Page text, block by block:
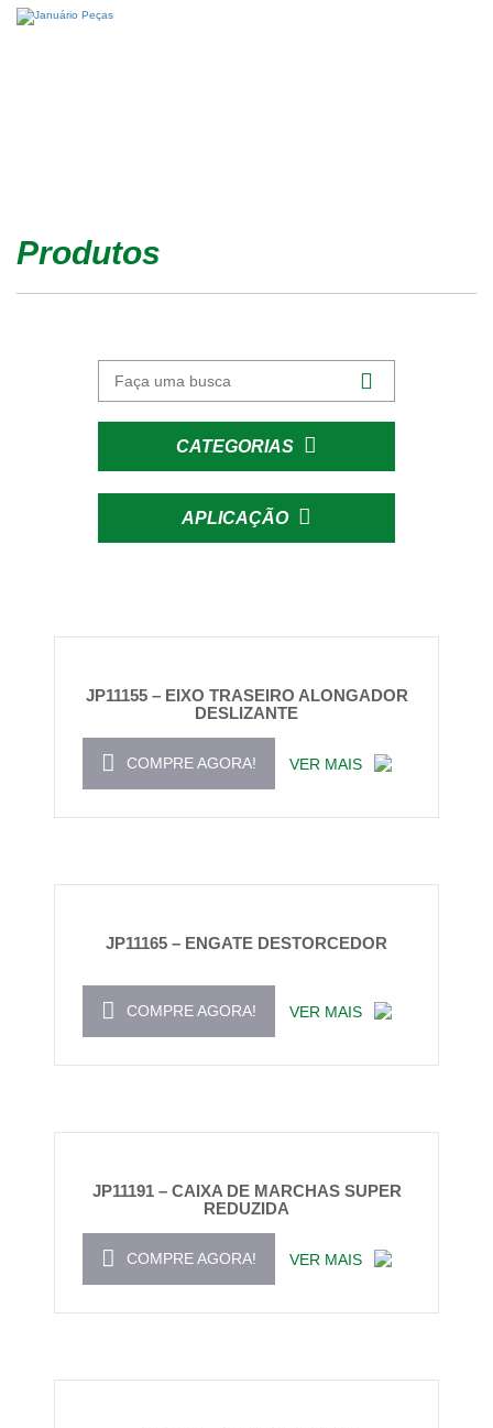
Produtos
CATEGORIAS
APLICAÇÃO
JP11155 – EIXO TRASEIRO ALONGADOR
DESLIZANTE
COMPRE AGORA! VER MAIS
JP11165 – ENGATE DESTORCEDOR
COMPRE AGORA! VER MAIS
JP11191 – CAIXA DE MARCHAS SUPER
REDUZIDA
COMPRE AGORA! VER MAIS